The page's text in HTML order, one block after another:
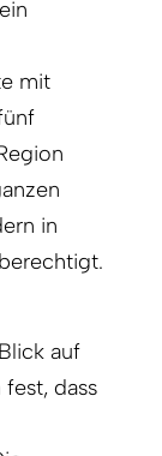
mit
in
auf
dass